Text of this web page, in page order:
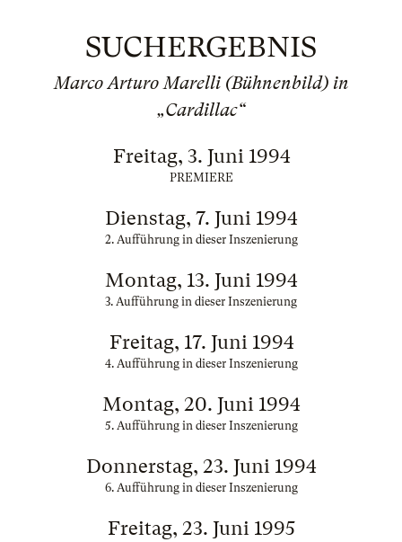
SUCHERGEBNIS
Marco Arturo Marelli (Bühnenbild) in
„Cardillac“
Freitag, 3. Juni 1994
PREMIERE
Dienstag, 7. Juni 1994
2. Aufführung in dieser Inszenierung
Montag, 13. Juni 1994
3. Aufführung in dieser Inszenierung
Freitag, 17. Juni 1994
4. Aufführung in dieser Inszenierung
Montag, 20. Juni 1994
5. Aufführung in dieser Inszenierung
Donnerstag, 23. Juni 1994
6. Aufführung in dieser Inszenierung
Freitag, 23. Juni 1995